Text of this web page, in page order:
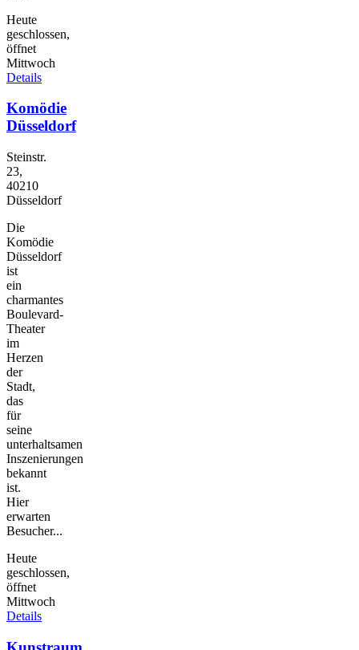
Heute
geschlossen,
öffnet
Mittwoch
Details
Komödie
Düsseldorf
Steinstr.
23,
40210
Düsseldorf
Die
Komödie
Düsseldorf
ist
ein
charmantes
Boulevard-
Theater
im
Herzen
der
Stadt,
das
für
seine
unterhaltsamen
Inszenierungen
bekannt
ist.
Hier
erwarten
Besucher...
Heute
geschlossen,
öffnet
Mittwoch
Details